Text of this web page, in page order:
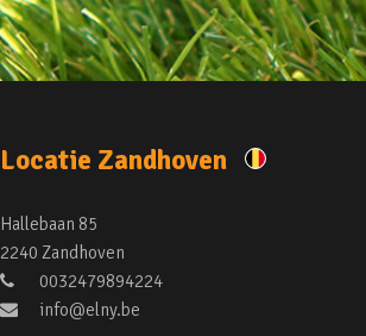
Locatie Zandhoven
Hallebaan 85
2240 Zandhoven
0032479894224
info@elny.be